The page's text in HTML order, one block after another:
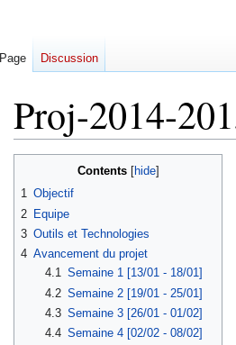
Proj-2014-
navigation
search
Contents
1 Objectif
2 Equipe
3 Outils et Technologies
4 Avancement du projet
4.1 Semaine 1 [13/01 - 18/01]
4.2 Semaine 2 [19/01 - 25/01]
4.3 Semaine 3 [26/01 - 01/02]
4.4 Semaine 4 [02/02 - 08/02]
Page Discussion